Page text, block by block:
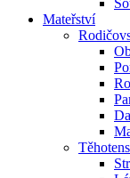
Mateřství